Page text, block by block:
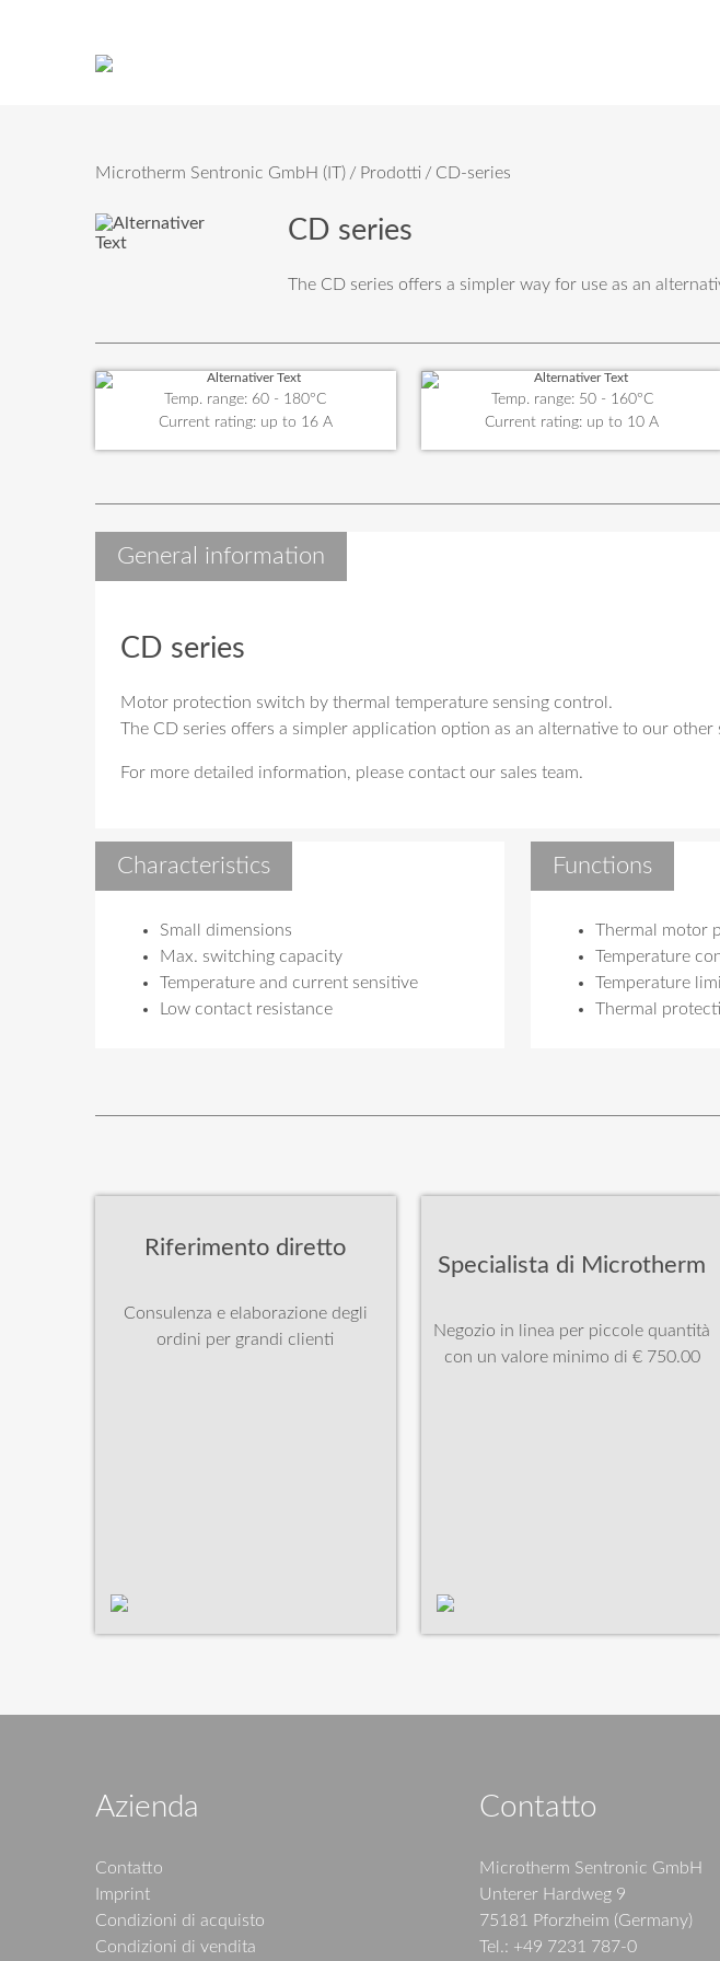
Microtherm Sentronic GmbH (IT) Prodotti CD-series
CD series
The CD series offers a simpler way for use as an
Temp. range: 60 - 180°C
Current rating: up to 16 A
Temp. range: 50 - 160°C
Current rating: up to 10 A
General information
CD series
Motor protection switch by thermal temperature sensing control.
The CD series offers a simpler application option as an alternative to our other
For more detailed information, please contact our sales team.
Characteristics
Small dimensions
Max. switching capacity
Temperature and current sensitive
Low contact resistance
Functions
Thermal motor
Temperature
Temperature
Thermal
Riferimento diretto
Consulenza e elaborazione degli
ordini per grandi clienti
Specialista di Microtherm
Negozio in linea per piccole quantità
con un valore minimo di € 750.00
Azienda
Contatto
Imprint
Condizioni di acquisto
Condizioni di vendita
Contatto
Microtherm Sentronic GmbH
Unterer Hardweg 9
75181 Pforzheim (Germany)
Tel.: +49 7231 787-0